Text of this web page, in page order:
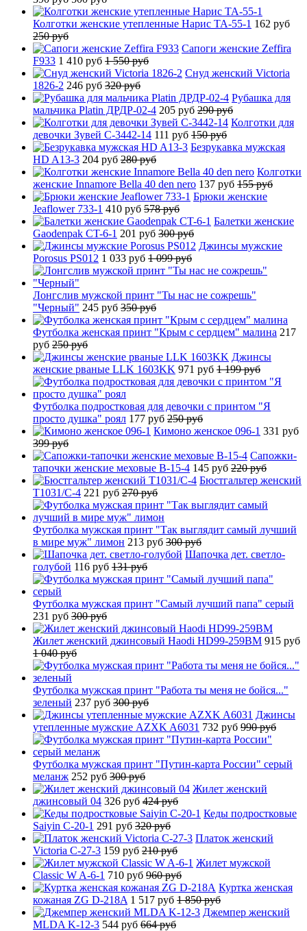
Колготки женские утепленные Нарис TA-55-1 162 руб
250 руб
Сапоги женские Zeffira
F933 1 410 руб 1 550 руб
Снуд женский Victoria
1826-2 246 руб 320 руб
Рубашка для
мальчика Platin ДРДР-02-4 205 руб 290 руб
Колготки для
девочки Зувей C-3442-14 111 руб 150 руб
Безрукавка мужская
HD A13-3 204 руб 280 руб
Колготки
женские Innamore Bella 40 den nero 137 руб 155 руб
Брюки женские
Jeaflower 733-1 410 руб 578 руб
Балетки женские
Gaodenpak CT-6-1 201 руб 300 руб
Джинсы мужские
Porosus PS012 1 033 руб 1 099 руб
Лонгслив мужской принт "Ты нас не сожрешь"
"Черный" 245 руб 350 руб
Футболка женская принт "Крым с сердцем" малина 217
руб 250 руб
Джинсы
женские рваные LLK 1603KK 971 руб 1 199 руб
Футболка подростковая для девочки с принтом "Я
просто душка" роял 177 руб 250 руб
Кимоно женское 096-1 331 руб
399 руб
Сапожки-
тапочки женские меховые B-15-4 145 руб 220 руб
Бюстгальтер женский
T1031/C-4 221 руб 270 руб
Футболка мужская принт "Так выглядит самый лучший
в мире муж" лимон 213 руб 300 руб
Шапочка дет. светло-
голубой 116 руб 131 руб
Футболка мужская принт "Самый лучший папа" серый
231 руб 300 руб
Жилет женский джинсовый Haodi HD99-259BM 915 руб
1 040 руб
Футболка мужская принт "Работа ты меня не бойся..."
зеленый 237 руб 300 руб
Джинсы
утепленные мужские AZXK A6031 732 руб 990 руб
Футболка мужская принт "Путин-карта России" серый
меланж 252 руб 300 руб
Жилет женский
джинсовый 04 326 руб 424 руб
Кеды подростковые
Saiyin C-20-1 291 руб 320 руб
Платок женский
Victoria C-27-3 159 руб 210 руб
Жилет мужской
Classic W A-6-1 710 руб 960 руб
Куртка женская
кожаная ZG D-218A 1 517 руб 1 850 руб
Джемпер женский
MLDA K-12-3 544 руб 664 руб